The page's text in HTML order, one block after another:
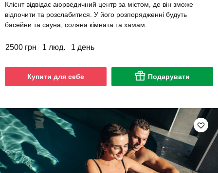
Клієнт відвідає аюрведичний центр за містом, де він зможе
відпочити та розслабитися. У його розпорядженні будуть
басейни та сауна, соляна кімната та хамам.
2500 грн 1 люд. 1 день
Купити для себе Подарувати